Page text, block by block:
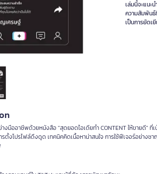
เล่มนี้จะแนะ
ความสัมพันธ์
เป็นการยัดเ
างมืออาชีพด้วยหนังสือ "สุดยอดไอเดียทำ CONTENT ให้ขายดี"
ตั้งโปรไฟล์ดึงดูด เทคนิคคิดเนื้อหาน่าสนใจ การใช้ฟีเจอร์อย่าง